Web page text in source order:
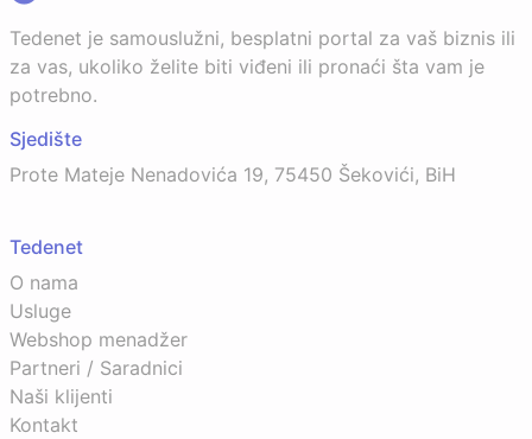
Tedenet je samouslužni, besplatni portal za vaš biznis ili
za vas, ukoliko želite biti viđeni ili pronaći šta vam je
potrebno.
Sjedište
Prote Mateje Nenadovića 19, 75450 Šekovići, BiH
Tedenet
O nama
Usluge
Webshop menadžer
Partneri / Saradnici
Naši klijenti
Kontakt